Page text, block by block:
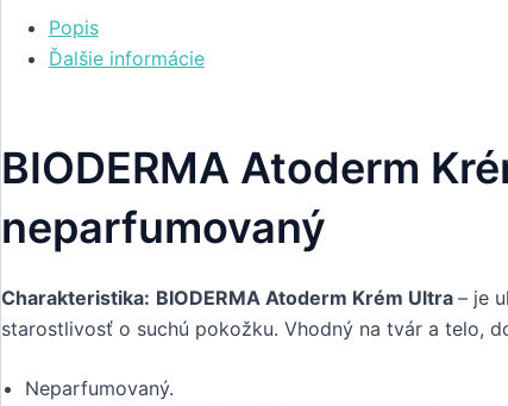
Popis
Ďalšie informácie
BIODERMA Atoderm
neparfumovaný
Charakteristika: BIODERMA Atoderm Krém Ultra – je
starostlivosť o suchú pokožku. Vhodný na tvár a telo,
Neparfumovaný.